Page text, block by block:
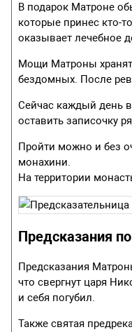
В подарок Матроне
которые принес кто-
оказывает лечебное
Мощи Матроны
бездомных. После
Сейчас каждый день
оставить записочку
Пройти можно и без
монахини.
На территории
Предсказания
Предсказания
что свергнут царя
и себя погубил.
Также святая